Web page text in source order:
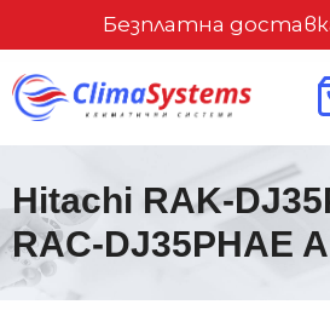
съдържанието
Безплатна
Hitachi RAK-
RAC-DJ35PHAE